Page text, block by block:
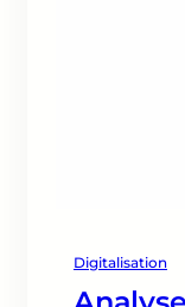
Digitalisation